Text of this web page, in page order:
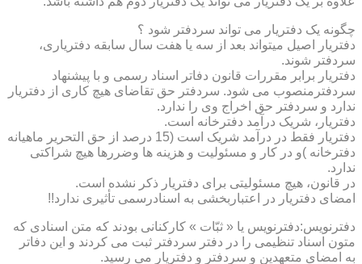
چگونه یک دفتریار می تواند سردفتر شود ؟
دفتریار اصیل میتواند بعد از سه یا هفت سال سابقه دفتریاری،
سردفتر شوند.
دفتریار برابر مقررات قانون دفاتر اسناد رسمی و با پیشنهاد
سردفترمنصوب می شود. سردفتر حق تقاضای هیچ کاری از دفتریار
ندارد و سردفتر حق اخراج وی را ندارد.
دفتریار، شریک درآمد دفترخانه است.
دفتریار فقط در درآمد شریک است (15 درصد از حق التحریر ماهیانه
دفترخانه )و در کار و مسئولیت و هزینه ها وضررها هیچ شراکتی
ندارد.
در قانون، هیچ مسئولیتی برای دفتریار ذکر نشده است.
امضای دفتریار در اعتباربخشی به اسنادرسمی تأثیری ندارد!!
دفترنویس:دفترنویس یا « ثبّات » کارکنانی بودند که متن اسنادی که
متون اسناد تنظیمی را در دفتر سردفتر ثبت می کردند و این دفاتر
به امضای متعهدین و سردفتر و دفتریار می رسید.